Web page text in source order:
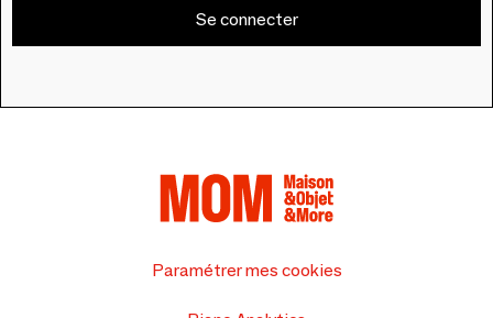
Se connecter
Paramétrer mes cookies